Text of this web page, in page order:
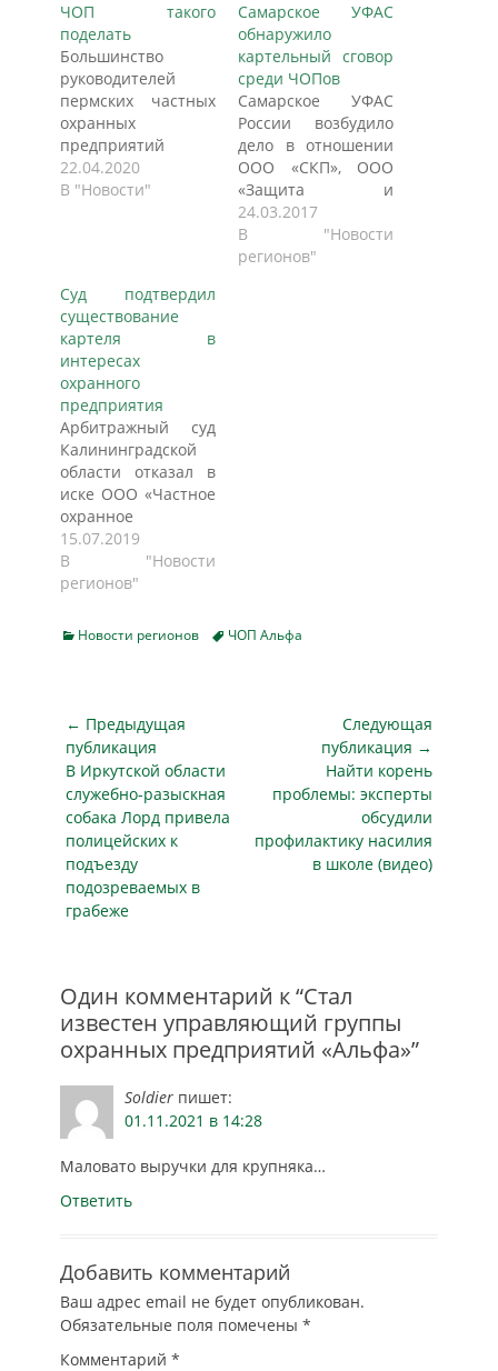
ЧОП такого
поделать
Большинство
руководителей
пермских частных
охранных
предприятий
прогнозируют
снижение
коронавируса. Пока
в выигрышном
положении
находятся
предприятия,
охраняющие
объекты, работа
которых не
запрещена из-за
ограничительных
мер. Стабильный
спрос на охранные
услуги
обеспечивают
производства.
организаций
общепита и сферы
услуг. Впрочем, из-
за…
22.04.2020
В "Новости"
Самарское УФАС
обнаружило
картельный сговор
среди ЧОПов
Самарское УФАС
России возбудило
дело в отношении
ООО «СКП», ООО
«Защита и
порядок» и ООО
«Альфа» по
подозрению в
24.03.2017
В "Новости
регионов"
Суд подтвердил
существование
картеля в
интересах
охранного
предприятия
Арбитражный суд
Калининградской
области отказал в
иске ООО «Частное
охранное
предприятие
«Альфа-
Безопасность»,
признать
незаконной
управления
Федеральной
антимонопольной
службы,
обвинившего
компанию в
нарушении закона
о защите
конкуренции.
Решение суда
феврале 2019 года
управление ФАС
потребовало от
Безопасность»
перечислить в
федеральный…
15.07.2019
В "Новости
регионов"
Categories
Новости регионов TagsЧОП Альфа
Навигация
по
записям
← Предыдущая
публикация
Предыдущая
публикация
В Иркутской области
служебно-разыскная
собака Лорд привела
полицейских к
подъезду
подозреваемых в
грабеже
Следующая
публикация →
Следующая
публикация
Найти корень
проблемы: эксперты
обсудили
профилактику насилия
в школе (видео)
Один комментарий к “Стал
известен управляющий группы
охранных предприятий «Альфа»”
Soldier пишет:
01.11.2021 в 14:28
Маловато выручки для крупняка…
Ответить
Добавить комментарий
Ваш адрес email не будет опубликован.
Обязательные поля помечены *
Комментарий *